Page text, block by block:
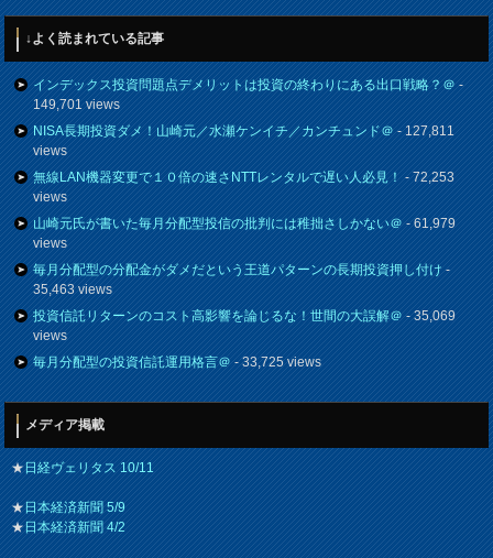
↓よく読まれている記事
インデックス投資問題点デメリットは投資の終わりにある出口戦略？＠-
149,701 views
NISA長期投資ダメ！山崎元／水瀬ケンイチ／カンチュンド＠- 127,811
views
無線LAN機器変更で１０倍の速さNTTレンタルで遅い人必見！- 72,253
views
山崎元氏が書いた毎月分配型投信の批判には稚拙さしかない＠- 61,979
views
毎月分配型の分配金がダメだという王道パターンの長期投資押し付け-
35,463 views
投資信託リターンのコスト高影響を論じるな！世間の大誤解＠- 35,069
views
毎月分配型の投資信託運用格言＠- 33,725 views
メディア掲載
★日経ヴェリタス 10/11
★日本経済新聞 5/9
★日本経済新聞 4/2